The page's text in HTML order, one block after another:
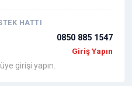
Yazısı İlanlara Profil
hadra/satislar/#satis
HATTI
0850 885 1547
Giriş Yapın
girişi yapın.